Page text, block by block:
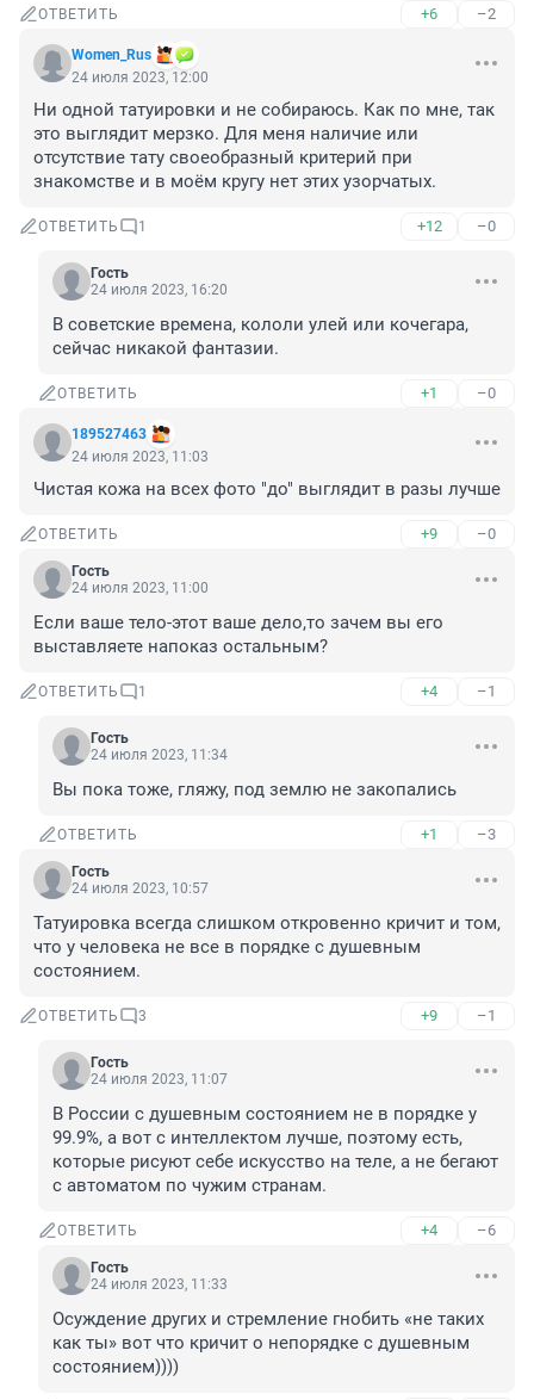
ОТВЕТИТЬ +6 –2
Women_Rus
24 июля 2023, 12:00
Ни одной татуировки и не собираюсь. Как по мне, так
это выглядит мерзко. Для меня наличие или
отсутствие тату своеобразный критерий при
знакомстве и в моём кругу нет этих узорчатых.
ОТВЕТИТЬ 1 +12 –0
Гость
24 июля 2023, 16:20
В советские времена, кололи улей или кочегара,
сейчас никакой фантазии.
ОТВЕТИТЬ +1 –0
189527463
24 июля 2023, 11:03
Чистая кожа на всех фото "до" выглядит в разы лучше
ОТВЕТИТЬ +9 –0
Гость
24 июля 2023, 11:00
Если ваше тело-этот ваше дело,то зачем вы его
выставляете напоказ остальным?
ОТВЕТИТЬ 1 +4 –1
Гость
24 июля 2023, 11:34
Вы пока тоже, гляжу, под землю не закопались
ОТВЕТИТЬ +1 –3
Гость
24 июля 2023, 10:57
Татуировка всегда слишком откровенно кричит и том,
что у человека не все в порядке с душевным
состоянием.
ОТВЕТИТЬ 3 +9 –1
Гость
24 июля 2023, 11:07
В России с душевным состоянием не в порядке у
99.9%, а вот с интеллектом лучше, поэтому есть,
которые рисуют себе искусство на теле, а не бегают
с автоматом по чужим странам.
ОТВЕТИТЬ +4 –6
Гость
24 июля 2023, 11:33
Осуждение других и стремление гнобить «не таких
как ты» вот что кричит о непорядке с душевным
состоянием))))